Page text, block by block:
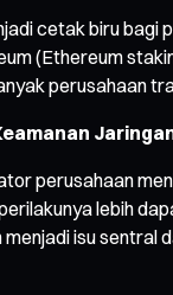
cetak biru bagi
(Ethereum
perusahaan
perusahaan
lebih
isu sentral